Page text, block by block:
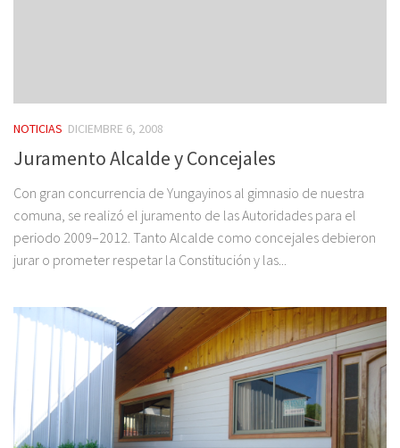
NOTICIAS DICIEMBRE 6, 2008
Juramento Alcalde y Concejales
Con gran concurrencia de Yungayinos al gimnasio de nuestra
comuna, se realizó el juramento de las Autoridades para el
periodo 2009–2012. Tanto Alcalde como concejales debieron
jurar o prometer respetar la Constitución y las...